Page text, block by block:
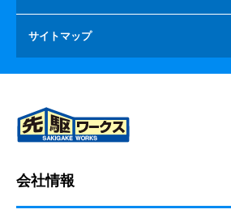
サイトマップ
会社情報